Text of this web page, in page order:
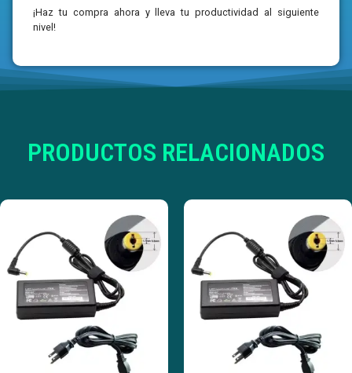
¡Haz tu compra ahora y lleva tu productividad al siguiente
nivel!
PRODUCTOS RELACIONADOS